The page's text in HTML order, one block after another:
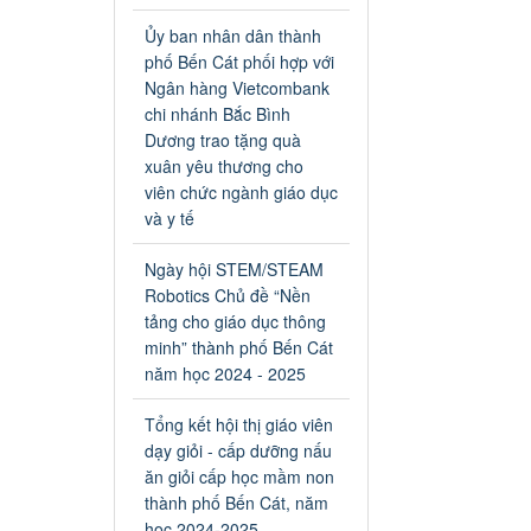
tại các cơ sở giáo dục trên địa
bàn thị xã Bến Cát
Ngày ban hành: 04/03/2024
Kế hoạch thực hiện Chỉ thị
số 16/CT-TTg ngày
27/05/2023 của Thủ tướng
Chính phủ về tăng cường
phòng ngừa, đấu tranh tội
liên quan đến hoạt động tổ
chức đánh bạc và đánh bạc
Kế hoạch thực hiện Chỉ thị số
16/CT-TTg ngày 27/05/2023
của Thủ tướng Chính phủ về
tăng cường phòng ngừa, đấu
tranh tội phạm, vi phạm pháp
luật liên quan đến hoạt động
tổ chức đánh bạc và đánh bạc
Ngày ban hành: 04/03/2024
Ủy ban nhân dân thành
phố Bến Cát phối hợp với
Ngân hàng Vietcombank
chi nhánh Bắc Bình
Dương trao tặng quà
xuân yêu thương cho
viên chức ngành giáo dục
và y tế
Ngày hội STEM/STEAM
Robotics Chủ đề “Nền
tảng cho giáo dục thông
minh” thành phố Bến Cát
năm học 2024 - 2025
Tổng kết hội thị giáo viên
dạy giỏi - cấp dưỡng nấu
ăn giỏi cấp học mầm non
thành phố Bến Cát, năm